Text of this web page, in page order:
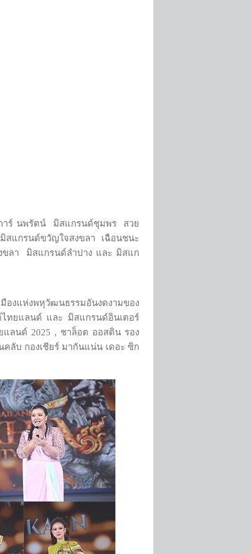
การ์ นพรัตน์ มิสแกรนด์ชุมพร สวย
มิสแกรนด์ขวัญใจสงขลา เฉือนชนะ
ลา มิสแกรนด์ลำปาง และ มิสแก
มืองแห่งพหุวัฒนธรรมอันงดงามของ
ทยแลนด์ และ มิสแกรนด์อินเตอร์
แลนด์ 2025 , ชาล็อต ออสติน รอง
คลับ กองเชียร์ มากันแน่น เดอะ ซิก